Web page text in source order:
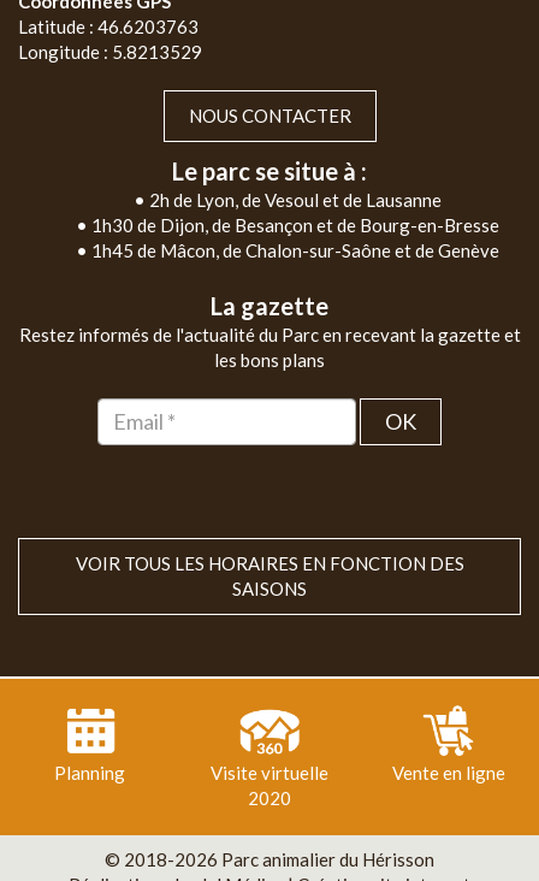
Latitude : 46.6203763
Longitude : 5.8213529
NOUS CONTACTER
Le parc se situe à :
• 2h de Lyon, de Vesoul et de Lausanne
• 1h30 de Dijon, de Besançon et de Bourg-en-Bresse
• 1h45 de Mâcon, de Chalon-sur-Saône et de Genève
La gazette
Restez informés de l'actualité du Parc en recevant la gazette et
les bons plans
OK
VOIR TOUS LES HORAIRES EN FONCTION DES
SAISONS
Planning
Visite virtuelle
2020
Vente en ligne
© 2018-2026 Parc animalier du Hérisson